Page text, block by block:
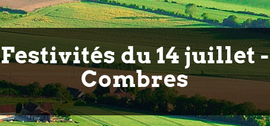
Festivités du 14 juillet -
Combres